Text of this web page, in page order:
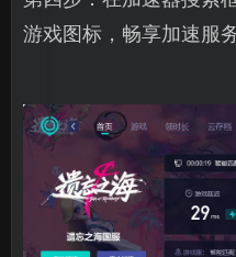
游戏图标，畅享加速服务